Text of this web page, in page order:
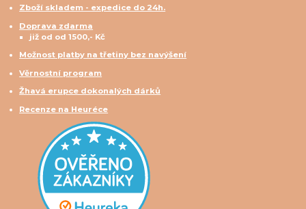
Zboží skladem - expedice do 24h.
Doprava zdarma
již od od 1500,- Kč
Možnost platby na třetiny bez navýšení
Věrnostní program
Žhavá erupce dokonalých dárků
Recenze na Heuréce